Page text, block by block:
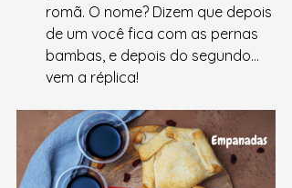
romã. O nome? Dizem que depois
de um você fica com as pernas
bambas, e depois do segundo...
vem a réplica!